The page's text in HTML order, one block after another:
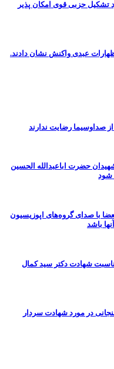
حزبی قوی امکان پذیر
عبدی واکنش نشان دادند.
صداوسیما رضایت ندارند
حضرت اباعبدالله الحسین
شود
با صدای گروه‌های اپوزیسیون
باشد
شهادت دکتر سید کمال
در مورد شهادت سردار